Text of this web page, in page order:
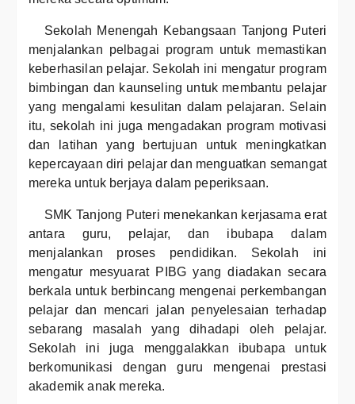
Sekolah Menengah Kebangsaan Tanjong Puteri
menjalankan pelbagai program untuk memastikan
keberhasilan pelajar. Sekolah ini mengatur program
bimbingan dan kaunseling untuk membantu pelajar
yang mengalami kesulitan dalam pelajaran. Selain
itu, sekolah ini juga mengadakan program motivasi
dan latihan yang bertujuan untuk meningkatkan
kepercayaan diri pelajar dan menguatkan semangat
mereka untuk berjaya dalam peperiksaan.
SMK Tanjong Puteri menekankan kerjasama erat
antara guru, pelajar, dan ibubapa dalam
menjalankan proses pendidikan. Sekolah ini
mengatur mesyuarat PIBG yang diadakan secara
berkala untuk berbincang mengenai perkembangan
pelajar dan mencari jalan penyelesaian terhadap
sebarang masalah yang dihadapi oleh pelajar.
Sekolah ini juga menggalakkan ibubapa untuk
berkomunikasi dengan guru mengenai prestasi
akademik anak mereka.